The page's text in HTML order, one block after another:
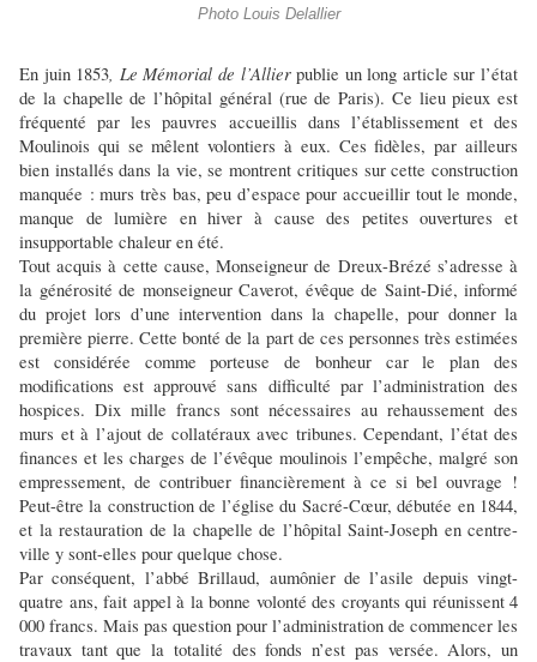
Photo Louis Delallier
En juin 1853, Le Mémorial de l’Allierpublie un long article sur l’état
de la chapelle de l’hôpital général (rue de Paris). Ce lieu pieux est
fréquenté par les pauvres accueillis dans l’établissement et des
Moulinois qui se mêlent volontiers à eux. Ces fidèles, par ailleurs
bien installés dans la vie, se montrent critiques sur cette construction
manquée : murs très bas, peu d’espace pour accueillir tout le monde,
manque de lumière en hiver à cause des petites ouvertures et
insupportable chaleur en été.
Tout acquis à cette cause, Monseigneur de Dreux-Brézé s’adresse à
la générosité de monseigneur Caverot, évêque de Saint-Dié, informé
du projet lors d’une intervention dans la chapelle, pour donner la
première pierre. Cette bonté de la part de ces personnes très estimées
est considérée comme porteuse de bonheur car le plan des
modifications est approuvé sans difficulté par l’administration des
hospices. Dix mille francs sont nécessaires au rehaussement des
murs et à l’ajout de collatéraux avec tribunes. Cependant, l’état des
finances et les charges de l’évêque moulinois l’empêche, malgré son
empressement, de contribuer financièrement à ce si bel ouvrage !
Peut-être la construction de l’église du Sacré-Cœur, débutée en 1844,
et la restauration de la chapelle de l’hôpital Saint-Joseph en centre-
ville y sont-elles pour quelque chose.
Par conséquent, l’abbé Brillaud, aumônier de l’asile depuis vingt-
quatre ans, fait appel à la bonne volonté des croyants qui réunissent 4
000 francs. Mais pas question pour l’administration de commencer les
travaux tant que la totalité des fonds n’est pas versée. Alors, un